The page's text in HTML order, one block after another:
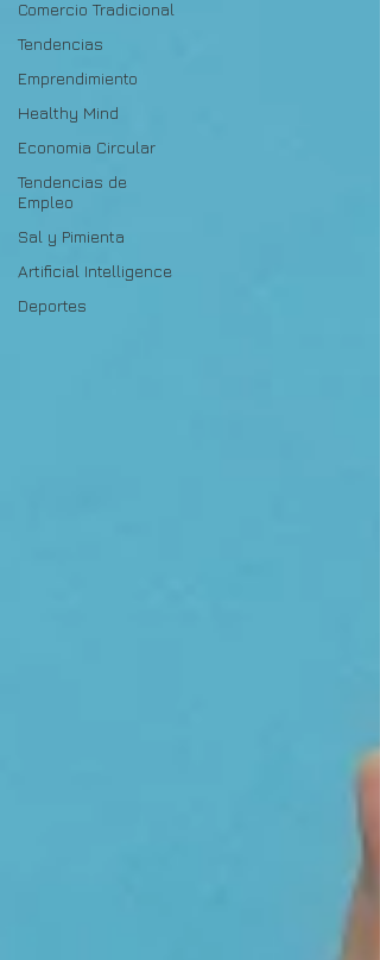
Comercio Tradicional
Tendencias
Emprendimiento
Healthy Mind
Economia Circular
Tendencias de
Empleo
Sal y Pimienta
Artificial Intelligence
Deportes